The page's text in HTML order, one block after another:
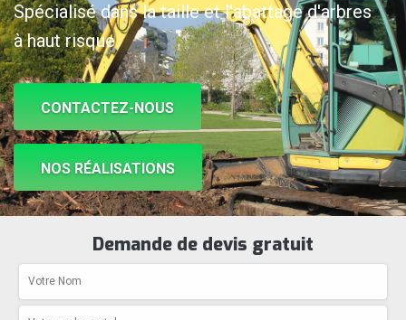
Spécialisé dans la taille et l'abattage d'arbres
à haut risque
CONTACTEZ-NOUS
NOS RÉALISATIONS
Demande de devis gratuit